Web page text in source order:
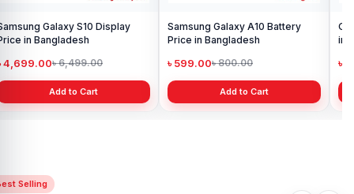
Galaxy S10 Display
in Bangladesh
4,699.00৳ 6,499.00
Add to Cart
Samsung Galaxy A10 Battery
Price in Bangladesh
৳ 599.00৳ 800.00
Add to Cart
in
৳
Selling